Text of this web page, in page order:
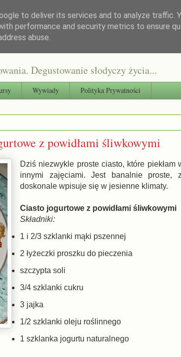
Degustowanie słodyczy życia...
Wywiady Polityka Prywatności
z powidłami śliwkowymi
Dziś niezwykle proste ciasto, które
innymi zajęciami. Jest banalnie
doskonale wpisuje się w jesienne klimaty.
Ciasto jogurtowe z powidłami śliwkowymi
Składniki:
1 i 2/3 szklanki mąki pszennej
2 łyżeczki proszku do pieczenia
szczypta soli
3/4 szklanki cukru
3 jajka
1/2 szklanki oleju roślinnego
1 szklanka jogurtu naturalnego
to deliver its services and to analyze traffic.
performance and security metrics to ensure
abuse.